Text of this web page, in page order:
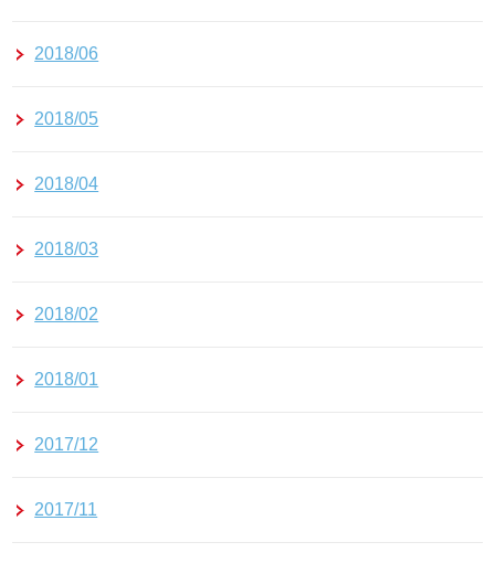
2018/06
2018/05
2018/04
2018/03
2018/02
2018/01
2017/12
2017/11